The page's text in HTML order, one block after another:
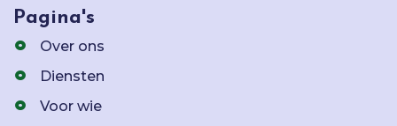
Pagina's
Over ons
Diensten
Voor wie